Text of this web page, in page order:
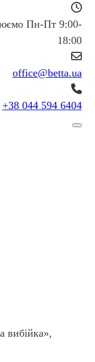
Пн-Пт 9:00-
18:00
office@betta.ua
+38 044 594 6404
вибійка»,